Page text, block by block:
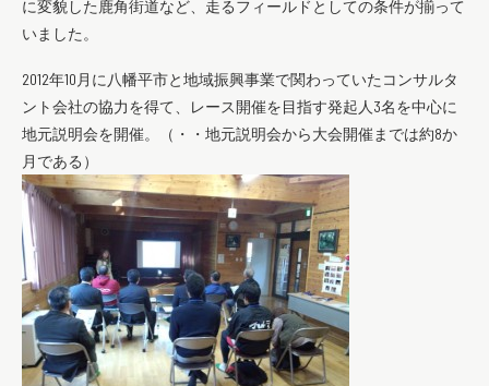
に変貌した鹿角街道など、走るフィールドとしての条件が揃って
いました。
2012年10月に八幡平市と地域振興事業で関わっていたコンサルタ
ント会社の協力を得て、レース開催を目指す発起人3名を中心に
地元説明会を開催。（・・地元説明会から大会開催までは約8か
月である）